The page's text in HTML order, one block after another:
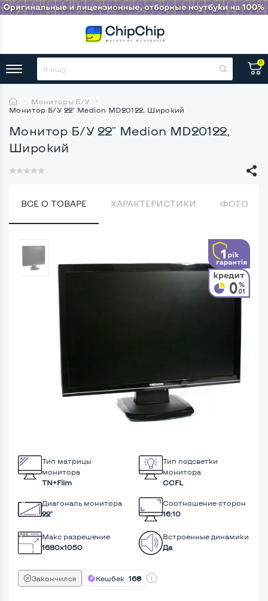
0
Мониторы Б/У
Монитор Б/У 22" Medion MD20122, Широкий
Монитор Б/У 22" Medion MD20122,
Широкий
ВСЕ О ТОВАРЕ ХАРАКТЕРИСТИКИ ФОТО
Тип матрицы
монитора
TN+Film
Тип подсветки
монитора
CCFL
Диагональ монитора
22"
Соотношение сторон
16:10
Макс разрешение
1680x1050
Встроенные динамики
Да
Закончился Кешбек 16₴